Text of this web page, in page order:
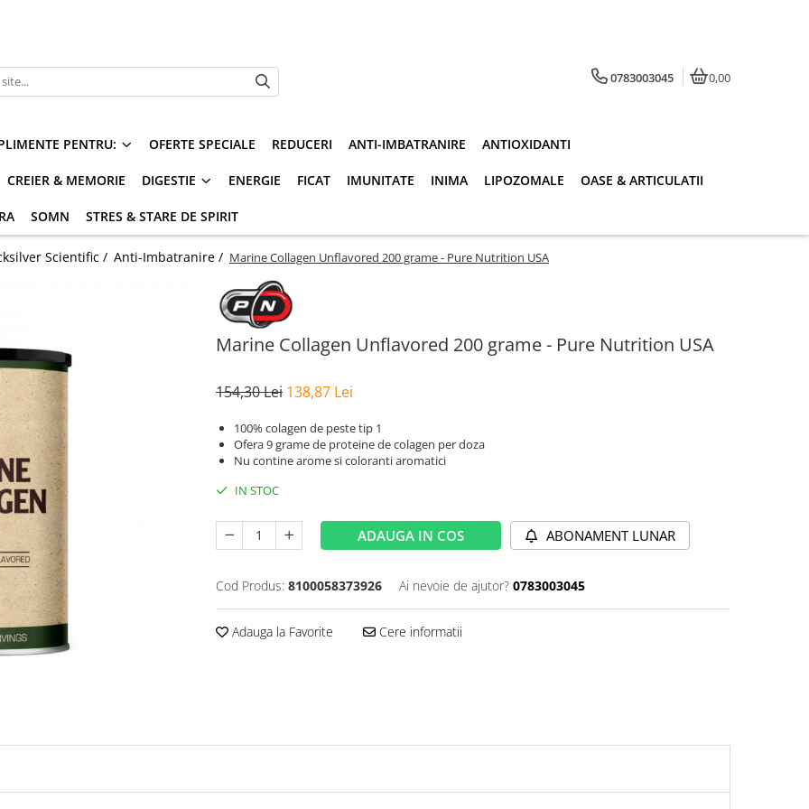
0783003045 0,00
PENTRU: OFERTE SPECIALE REDUCERI ANTI-IMBATRANIRE ANTIOXIDANTI
CREIER & MEMORIE DIGESTIE ENERGIE FICAT IMUNITATE INIMA LIPOZOMALE OASE & ARTICULATII
SOMN STRES & STARE DE SPIRIT
Scientific / Anti-Imbatranire / Marine Collagen Unflavored 200 grame - Pure Nutrition USA
Marine Collagen Unflavored 200 grame - Pure Nutrition USA
154,30 Lei 138,87 Lei
100% colagen de peste tip 1
Ofera 9 grame de proteine ​​de colagen per doza
Nu contine arome si coloranti aromatici
IN STOC
ADAUGA IN COS ABONAMENT LUNAR
Cod Produs: 8100058373926 Ai nevoie de ajutor? 0783003045
Adauga la Favorite Cere informatii